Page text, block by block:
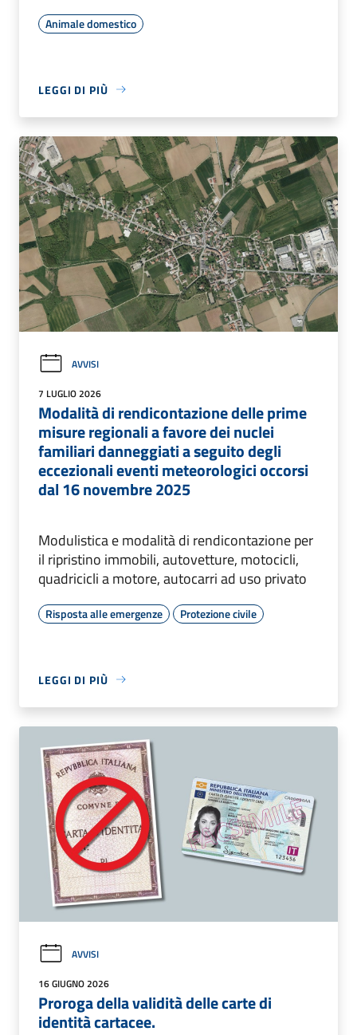
Animale domestico
LEGGI DI PIÙ
AVVISI
7 LUGLIO 2026
Modalità di rendicontazione delle prime
misure regionali a favore dei nuclei
familiari danneggiati a seguito degli
eccezionali eventi meteorologici occorsi
dal 16 novembre 2025
Modulistica e modalità di rendicontazione per
il ripristino immobili, autovetture, motocicli,
quadricicli a motore, autocarri ad uso privato
Risposta alle emergenze Protezione civile
LEGGI DI PIÙ
AVVISI
16 GIUGNO 2026
Proroga della validità delle carte di
identità cartacee.